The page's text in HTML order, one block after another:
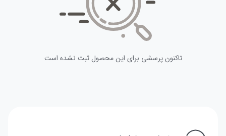
تاکنون پرسشی برای این محصول ثبت نشده است